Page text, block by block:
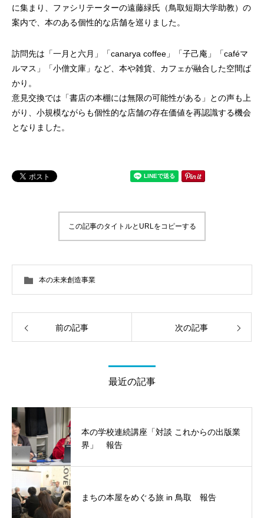
に集まり、ファシリテーターの遠藤緑氏（鳥取短期大学助教）の
案内で、本のある個性的な店舗を巡りました。
訪問先は「一月と六月」「canarya coffee」「子己庵」「caféマ
ルマス」「小僧文庫」など、本や雑貨、カフェが融合した空間ば
かり。
意見交換では「書店の本棚には無限の可能性がある」との声も上
がり、小規模ながらも個性的な店舗の存在価値を再認識する機会
となりました。
この記事のタイトルとURLをコピーする
本の未来創造事業
前の記事 次の記事
最近の記事
本の学校連続講座「対談 これからの出版業
界」 報告
まちの本屋をめぐる旅 in 鳥取 報告